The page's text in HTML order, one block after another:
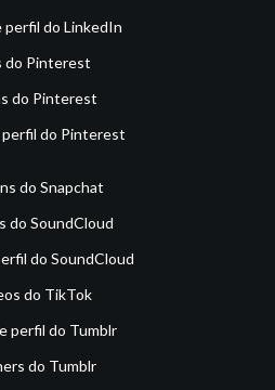
perfil do LinkedIn
do Pinterest
do Pinterest
do Pinterest
do Snapchat
do SoundCloud
do SoundCloud
do TikTok
perfil do Tumblr
do Tumblr